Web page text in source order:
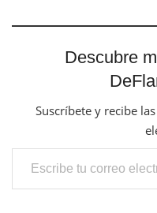
Descubre
Suscríbete y recibe
Escribe tu correo electrónico…